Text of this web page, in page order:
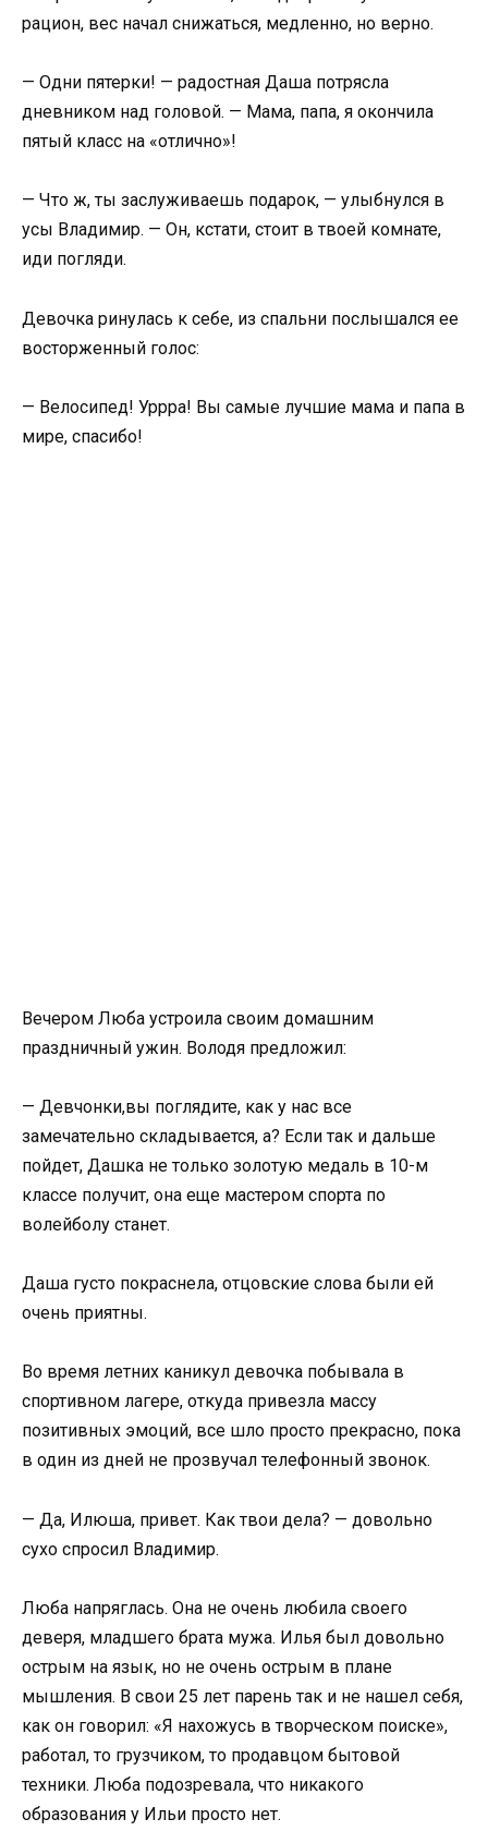
рацион, вес начал снижаться, медленно, но верно.
— Одни пятерки! — радостная Даша потрясла
дневником над головой. — Мама, папа, я окончила
пятый класс на «отлично»!
— Что ж, ты заслуживаешь подарок, — улыбнулся в
усы Владимир. — Он, кстати, стоит в твоей комнате,
иди погляди.
Девочка ринулась к себе, из спальни послышался ее
восторженный голос:
— Велосипед! Уррра! Вы самые лучшие мама и папа в
мире, спасибо!
Вечером Люба устроила своим домашним
праздничный ужин. Володя предложил:
— Девчонки,вы поглядите, как у нас все
замечательно складывается, а? Если так и дальше
пойдет, Дашка не только золотую медаль в 10-м
классе получит, она еще мастером спорта по
волейболу станет.
Даша густо покраснела, отцовские слова были ей
очень приятны.
Во время летних каникул девочка побывала в
спортивном лагере, откуда привезла массу
позитивных эмоций, все шло просто прекрасно, пока
в один из дней не прозвучал телефонный звонок.
— Да, Илюша, привет. Как твои дела? — довольно
сухо спросил Владимир.
Люба напряглась. Она не очень любила своего
деверя, младшего брата мужа. Илья был довольно
острым на язык, но не очень острым в плане
мышления. В свои 25 лет парень так и не нашел себя,
как он говорил: «Я нахожусь в творческом поиске»,
работал, то грузчиком, то продавцом бытовой
техники. Люба подозревала, что никакого
образования у Ильи просто нет.